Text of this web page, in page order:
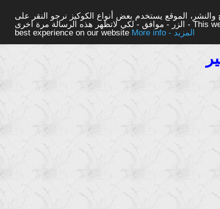
الموقع يستخدم بعض أنواع الكوكيز نرجو النقر على
الزر - موافق - لكي لاتظهر هذه الرسالة مرة اخرى - This website uses cookies to ensure you get the
best experience on our website
More info - المزيد